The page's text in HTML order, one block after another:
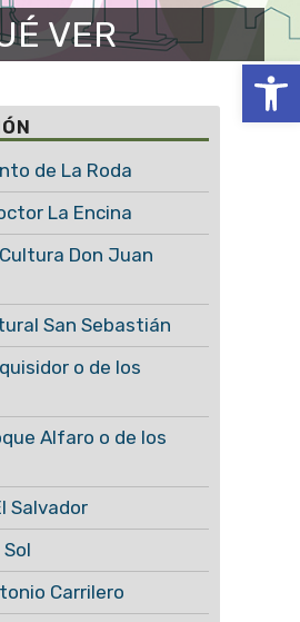
Abrir
VER
de La Roda
La Encina
Don Juan
San Sebastián
o de los
Alfaro o de los
Salvador
Carrilero